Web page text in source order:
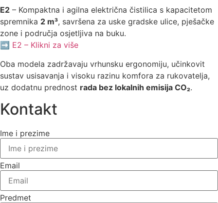
E2 – Kompaktna i agilna električna čistilica s kapacitetom
spremnika 2 m³, savršena za uske gradske ulice, pješačke
zone i područja osjetljiva na buku.
➡️ E2 – Klikni za više
Oba modela zadržavaju vrhunsku ergonomiju, učinkovit
sustav usisavanja i visoku razinu komfora za rukovatelja,
uz dodatnu prednost rada bez lokalnih emisija CO₂.
Kontakt
Ime i prezime
Email
Predmet